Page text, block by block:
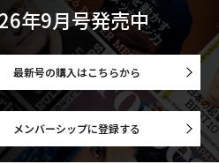
年9月号発売中
最新号の購入はこちらから
メンバーシップに登録する